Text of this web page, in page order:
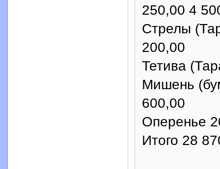
250,00 4
Стрелы
200,00
Тетива
Мишень
600,00
Оперенье
Итого 28